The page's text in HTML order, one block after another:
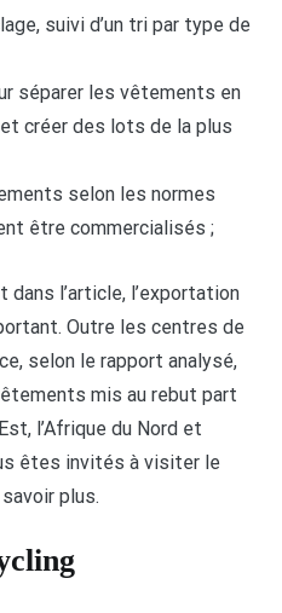
suivi d’un tri par type de
séparer les vêtements en
créer des lots de la plus
selon les normes
être commercialisés ;
dans l’article, l’exportation
Outre les centres de
selon le rapport analysé,
mis au rebut part
l’Afrique du Nord et
êtes invités à visiter le
plus.